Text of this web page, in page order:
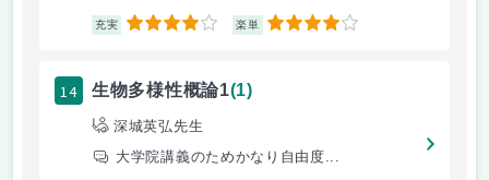
充実 4 楽単 4
14 生物多様性概論1(1)
深城英弘先生
大学院講義のためかなり自由度...